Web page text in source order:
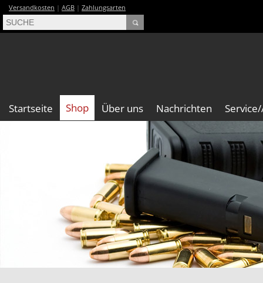
Versandkosten | AGB | Zahlungsarten
Startseite Shop Über uns Nachrichten